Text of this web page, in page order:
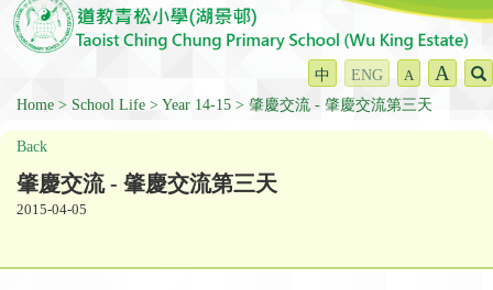
中 ENG A A
Home School Life Year 14-15 肇慶交流 - 肇慶交流第三天
Back
肇慶交流 - 肇慶交流第三天
2015-04-05